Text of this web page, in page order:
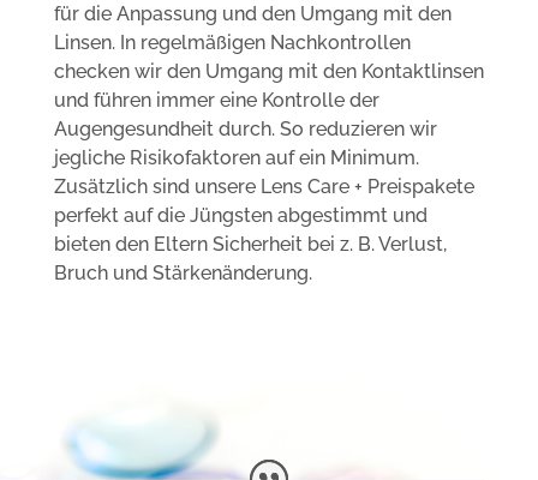
für die Anpassung und den Umgang mit den
Linsen. In regelmäßigen Nachkontrollen
checken wir den Umgang mit den Kontaktlinsen
und führen immer eine Kontrolle der
Augengesundheit durch. So reduzieren wir
jegliche Risikofaktoren auf ein Minimum.
Zusätzlich sind unsere Lens Care + Preispakete
perfekt auf die Jüngsten abgestimmt und
bieten den Eltern Sicherheit bei z. B. Verlust,
Bruch und Stärkenänderung.